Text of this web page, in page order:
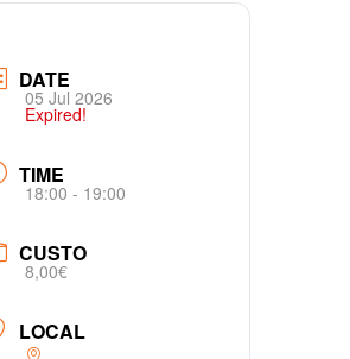
DATE
05 Jul 2026
Expired!
TIME
18:00 - 19:00
CUSTO
8,00€
LOCAL